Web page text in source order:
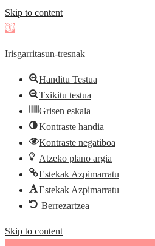
Skip to content
Open
Irisgarritasun-tresnak
Handitu Testua
Txikitu testua
Grisen eskala
Kontraste handia
Kontraste negatiboa
Atzeko plano argia
Estekak Azpimarratu
Estekak Azpimarratu
Berrezartzea
Skip to content